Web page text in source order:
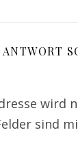
wird
sind